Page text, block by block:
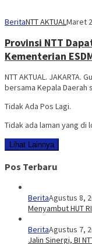
BeritaNTT AKTUALMaret
Provinsi NTT
Kementerian
NTT AKTUAL. JAKARTA.
bersama Kepala Daerah
Tidak Ada Pos Lagi.
Tidak ada laman yang di
Lihat Lainnya
Pos Terbaru
BeritaAgustus 8,
Menyambut HUT
BeritaAgustus 7,
Jalin Sinergi, BI